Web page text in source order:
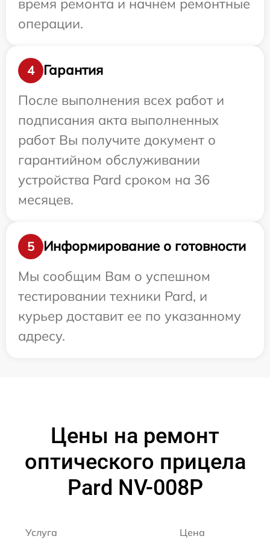
время ремонта и начнем ремонтные
операции.
4
Гарантия
После выполнения всех работ и
подписания акта выполненных
работ Вы получите документ о
гарантийном обслуживании
устройства Pard сроком на 36
месяцев.
5
Информирование о готовности
Мы сообщим Вам о успешном
тестировании техники Pard, и
курьер доставит ее по указанному
адресу.
Цены на ремонт
оптического прицела
Pard NV-008P
Услуга Цена